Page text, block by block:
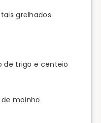
grelhados
de trigo e centeio
moinho